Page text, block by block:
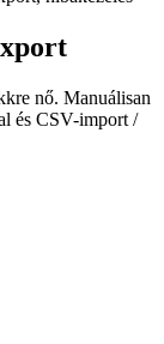
nő. Manuálisan
és CSV-import /